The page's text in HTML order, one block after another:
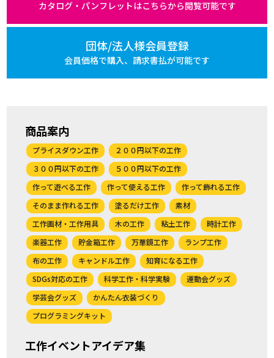
カタログ・パンフレットはこちらから閲覧可能です
団体/法人様会員登録
会員価格で購入、 請求書払が可能です
商品案内
プライスダウン工作
２００円以下の工作
３００円以下の工作
５００円以下の工作
作って遊べる工作
作って使える工作
作って飾れる工作
そのまま作れる工作
塗るだけ工作
素材
工作画材・工作用具
木の工作 粘土工作
時計工作
楽器工作
貯金箱工作 万華鏡工作
ランプ工作
布の工作
キャンドル工作
知育になる工作
SDGs対応の工作
科学工作・科学実験
運動会グッズ
学芸会グッズ
かんたん衣装づくり
プログラミングキット
工作イベントアイデア集